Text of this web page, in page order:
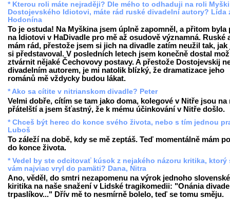
* Kterou roli máte nejraději? Dle mého to odhaduji na roli
Dostojevského Idiotovi, máte rád ruské divadelní autory? Lída
Hodonína
To je ostuda! Na Myškina jsem úplně zapomněl, a přitom byla
na Idiotovi v HaDivadle pro mě až osudově významná. Ruské
mám rád, přestože jsem si jich na divadle zatím neužil tak, jak
si představoval. V posledních letech jsem konečně dostal
ztvárnit nějaké Čechovovy postavy. A přestože Dostojevskij
divadelním autorem, je mi natolik blízký, že dramatizace jeho
románů mě vždycky budou lákat.
* Ako sa cítite v nitrianskom divadle? Peter
Velmi dobře, cítím se tam jako doma, kolegové v Nitře jsou na
přátelští a jsem šťastný, že k mému účinkování v Nitře došlo.
* Chceš být herec do konce svého života, nebo s tím jednou
Luboš
To záleží na době, kdy se mě zeptáš. Teď momentálně mám
do konce života.
* Vedel by ste odcitovať kúsok z nejakého názoru kritika, ktorý
vám najviac vryl do pamäti? Dana, Nitra
Ano, věděl, do smtri nezapomenu na výrok jednoho
kiritika na naše snažení v Lidské tragikomedii: "Onánia
trpaslíkov..." Dřív mě to nesmírně bolelo, teď se tomu směju.